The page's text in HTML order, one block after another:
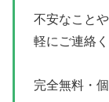
不安なこと
軽にご連絡く
完全無料・